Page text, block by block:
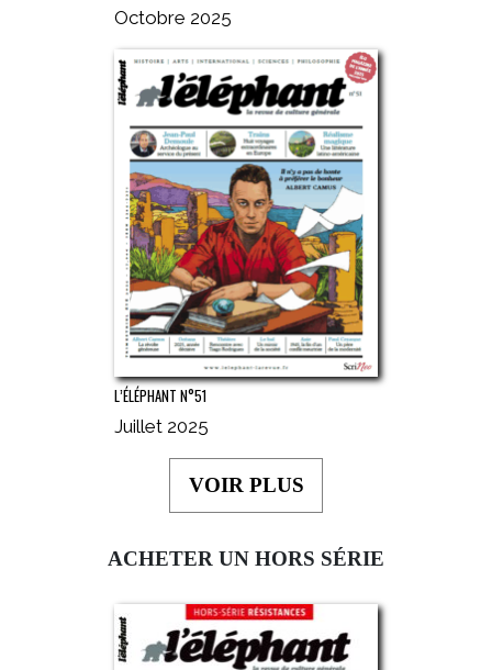
Octobre 2025
L’ÉLÉPHANT N°51
Juillet 2025
VOIR PLUS
ACHETER UN HORS SÉRIE